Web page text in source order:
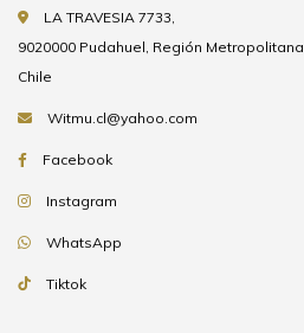
LA TRAVESIA 7733,
9020000 Pudahuel, Región Metropolitana
Chile
Witmu.cl@yahoo.com
Facebook
Instagram
WhatsApp
Tiktok